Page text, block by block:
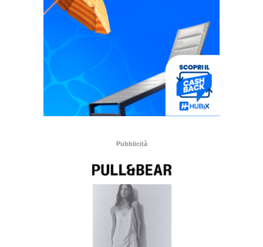
Pubblicità